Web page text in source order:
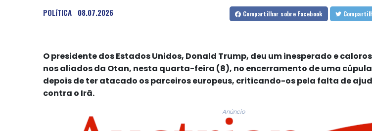
POLíTICA 08.07.2026 Compartilhar sobre Facebook
O presidente dos Estados Unidos, Donald Trump, deu um inesperado e
nos aliados da Otan, nesta quarta-feira (8), no encerramento de uma
depois de ter atacado os parceiros europeus, criticando-os pela falta de
contra o Irã.
Anúncio